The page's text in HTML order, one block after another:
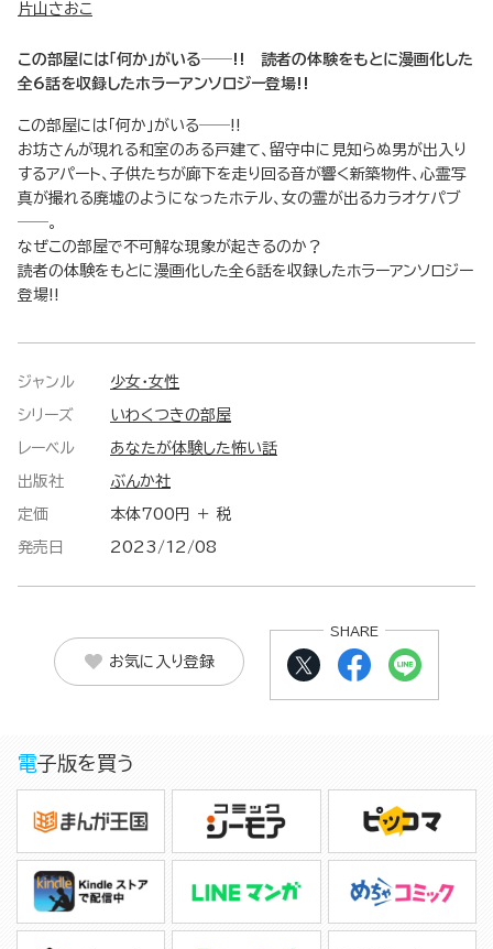
片山さおこ
この部屋には「何か」がいる──!! 読者の体験をもとに漫画化した
全6話を収録したホラーアンソロジー登場!!
この部屋には「何か」がいる──!!
お坊さんが現れる和室のある戸建て、留守中に見知らぬ男が出入り
するアパート、子供たちが廊下を走り回る音が響く新築物件、心霊写
真が撮れる廃墟のようになったホテル、女の霊が出るカラオケパブ
──。
なぜこの部屋で不可解な現象が起きるのか？
読者の体験をもとに漫画化した全6話を収録したホラーアンソロジー
登場!!
ジャンル 少女・女性
シリーズ いわくつきの部屋
レーベル あなたが体験した怖い話
出版社 ぶんか社
定価 本体700円 ＋ 税
発売日 2023/12/08
お気に入り登録
SHARE
電子版を買う